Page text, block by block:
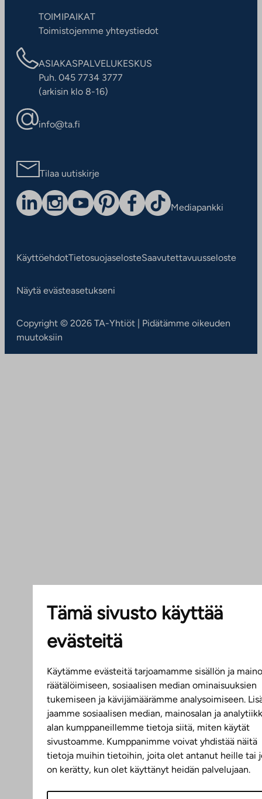
Tämä sivusto käyttää
evästeitä
Käytämme evästeitä tarjoamamme sisällön ja
räätälöimiseen, sosiaalisen median ominaisuuksien
tukemiseen ja kävijämäärämme analysoimiseen.
jaamme sosiaalisen median, mainosalan ja
alan kumppaneillemme tietoja siitä, miten käytät
sivustoamme. Kumppanimme voivat yhdistää näitä
tietoja muihin tietoihin, joita olet antanut heille tai
on kerätty, kun olet käyttänyt heidän palvelujaan.
TOIMIPAIKAT
Toimistojemme yhteystiedot
ASIAKASPALVELUKESKUS
Puh. 045 7734 3777
(arkisin klo 8-16)
info@ta.fi
Tilaa uutiskirje
Mediapankki
KäyttöehdotTietosuojaselosteSaavutettavuusseloste
Näytä evästeasetukseni
Copyright © 2026 TA-Yhtiöt | Pidätämme oikeuden
muutoksiin